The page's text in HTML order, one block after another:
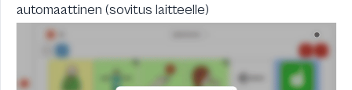
automaattinen (sovitus laitteelle)